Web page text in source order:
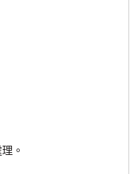
。